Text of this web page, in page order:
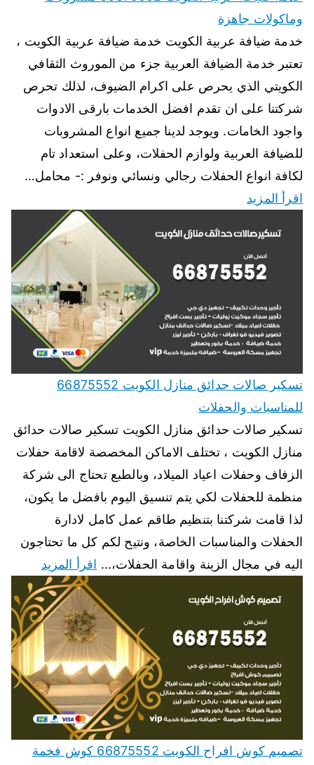
وماكولات جاهزة
خدمة ضيافة عربية الكويت خدمة ضيافة عربية الكويت ،
تعتبر خدمة الضيافة العربية جزء من الموروث الثقافي
الكويتي الذي يحرص على اكرام الضيوف، لذلك تحرص
شركتنا على ان تقدم افضل الخدمات بارقى الادوات
واجود الخامات. ويوجد لدينا جميع انواع المشروبات
للضيافة العربية ولوازم الحفلات، وعلى استعداد تام
لكافة انواع الحفلات رجالي ونسائي ونوفر :- محامل…
اقرأ المزيد
تسكير صالات حدائق منازل الكويت 66875552
للمناسبات والحفلات
تسكير صالات حدائق منازل الكويت تسكير صالات حدائق
منازل الكويت ، تختلف الاماكن المخصصة لاقامة حفلات
الزفاف وحفلات اعياد الميلاد، وبالطبع تحتاج الى شركة
منظمة للحفلات لكي يتم تنسيق اليوم بافضل ما يكون،
لذا قامت شركتنا بتنظيم طاقم عمل كامل لادارة
الحفلات والمناسبات الخاصة، ونتيح لكم كل ما تحتاجون
اليه في مجال الزينة واقامة الحفلات،… اقرأ المزيد
تصميم كوش افراح الكويت 66875552 كوش فخمة